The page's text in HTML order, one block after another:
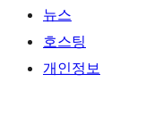
뉴스
호스팅
개인정보